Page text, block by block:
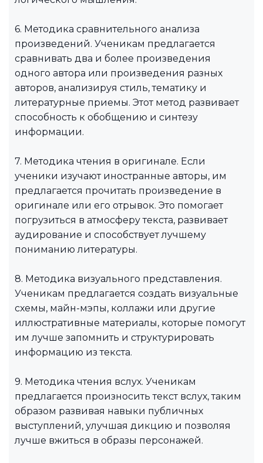
6. Методика сравнительного анализа
произведений. Ученикам предлагается
сравнивать два и более произведения
одного автора или произведения разных
авторов, анализируя стиль, тематику и
литературные приемы. Этот метод развивает
способность к обобщению и синтезу
информации.
7. Методика чтения в оригинале. Если
ученики изучают иностранные авторы, им
предлагается прочитать произведение в
оригинале или его отрывок. Это помогает
погрузиться в атмосферу текста, развивает
аудирование и способствует лучшему
пониманию литературы.
8. Методика визуального представления.
Ученикам предлагается создать визуальные
схемы, майн-мэпы, коллажи или другие
иллюстративные материалы, которые помогут
им лучше запомнить и структурировать
информацию из текста.
9. Методика чтения вслух. Ученикам
предлагается произносить текст вслух, таким
образом развивая навыки публичных
выступлений, улучшая дикцию и позволяя
лучше вжиться в образы персонажей.